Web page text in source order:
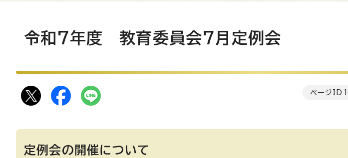
令和7年度 教育委員会7月定例会
ページID
定例会の開催について